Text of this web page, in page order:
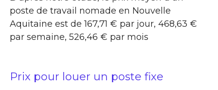
poste de travail nomade en Nouvelle
Aquitaine est de 167,71 € par jour, 468,63 €
par semaine, 526,46 € par mois
Prix pour louer un poste fixe